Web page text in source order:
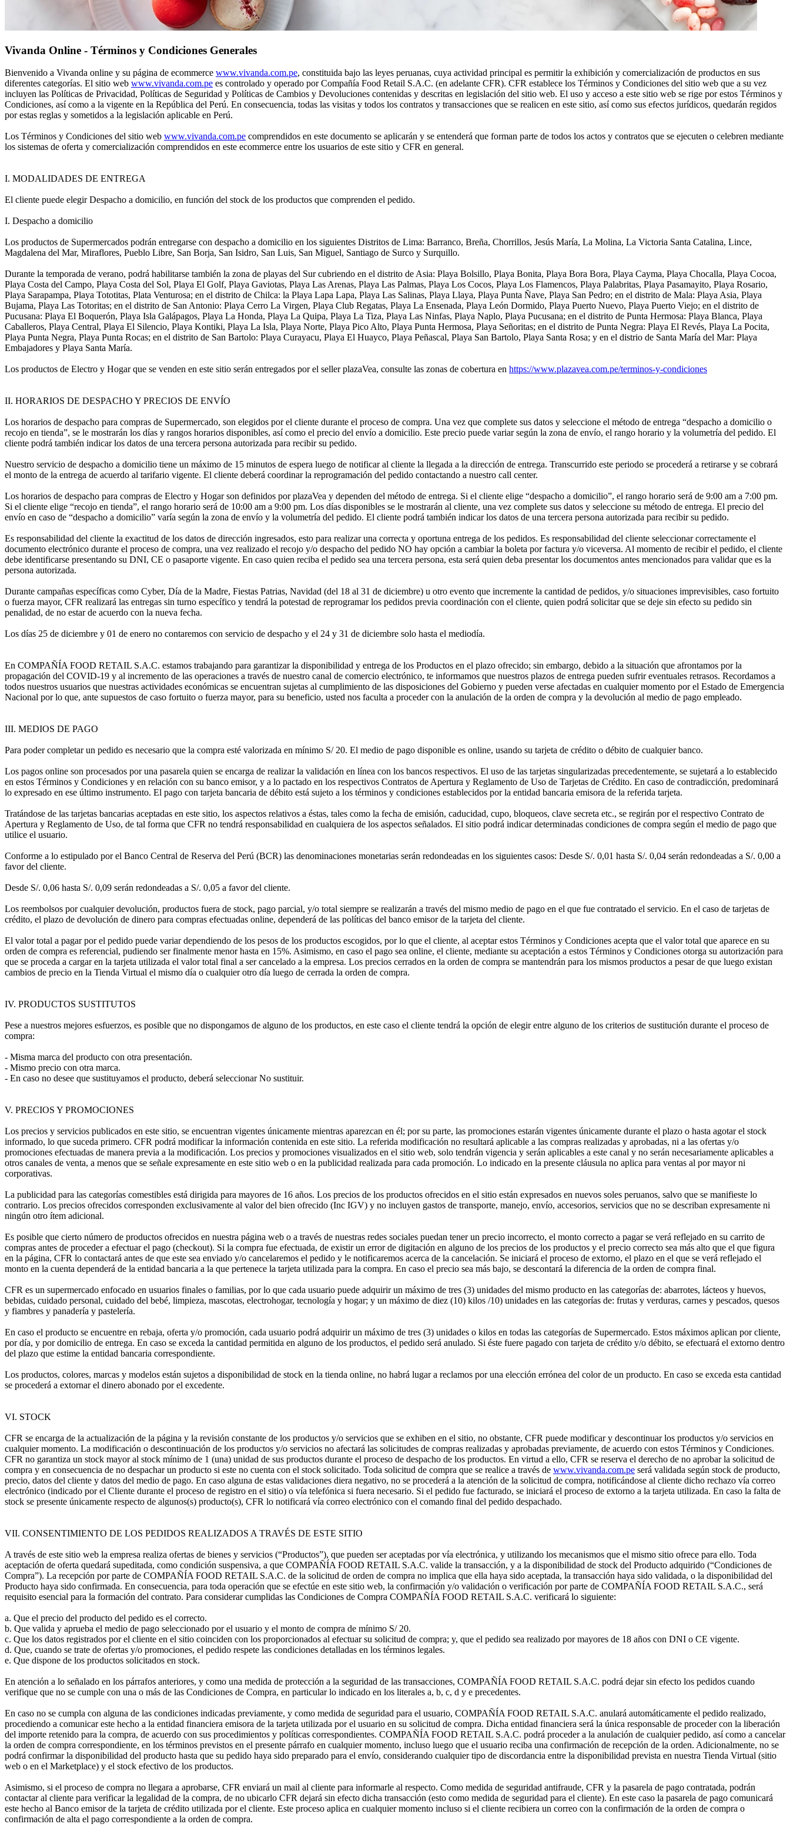
Vivanda Online - Términos y Condiciones Generales
Bienvenido a Vivanda online y su página de ecommerce www.vivanda.com.pe, constituida bajo las leyes peruanas, cuya actividad principal es permitir la exhibición y comercialización de productos en sus
diferentes categorías. El sitio web www.vivanda.com.pe es controlado y operado por Compañía Food Retail S.A.C. (en adelante CFR). CFR establece los Términos y Condiciones del sitio web que a su vez
incluyen las Políticas de Privacidad, Políticas de Seguridad y Políticas de Cambios y Devoluciones contenidas y descritas en legislación del sitio web. El uso y acceso a este sitio web se rige por estos Términos y
Condiciones, así como a la vigente en la República del Perú. En consecuencia, todas las visitas y todos los contratos y transacciones que se realicen en este sitio, así como sus efectos jurídicos, quedarán regidos
por estas reglas y sometidos a la legislación aplicable en Perú.
Los Términos y Condiciones del sitio web www.vivanda.com.pe comprendidos en este documento se aplicarán y se entenderá que forman parte de todos los actos y contratos que se ejecuten o celebren mediante
los sistemas de oferta y comercialización comprendidos en este ecommerce entre los usuarios de este sitio y CFR en general.
I. MODALIDADES DE ENTREGA
El cliente puede elegir Despacho a domicilio, en función del stock de los productos que comprenden el pedido.
I. Despacho a domicilio
Los productos de Supermercados podrán entregarse con despacho a domicilio en los siguientes Distritos de Lima: Barranco, Breña, Chorrillos, Jesús María, La Molina, La Victoria Santa Catalina, Lince,
Magdalena del Mar, Miraflores, Pueblo Libre, San Borja, San Isidro, San Luis, San Miguel, Santiago de Surco y Surquillo.
Durante la temporada de verano, podrá habilitarse también la zona de playas del Sur cubriendo en el distrito de Asia: Playa Bolsillo, Playa Bonita, Playa Bora Bora, Playa Cayma, Playa Chocalla, Playa Cocoa,
Playa Costa del Campo, Playa Costa del Sol, Playa El Golf, Playa Gaviotas, Playa Las Arenas, Playa Las Palmas, Playa Los Cocos, Playa Los Flamencos, Playa Palabritas, Playa Pasamayito, Playa Rosario,
Playa Sarapampa, Playa Tototitas, Plata Venturosa; en el distrito de Chilca: la Playa Lapa Lapa, Playa Las Salinas, Playa Llaya, Playa Punta Ñave, Playa San Pedro; en el distrito de Mala: Playa Asia, Playa
Bujama, Playa Las Totoritas; en el distrito de San Antonio: Playa Cerro La Virgen, Playa Club Regatas, Playa La Ensenada, Playa León Dormido, Playa Puerto Nuevo, Playa Puerto Viejo; en el distrito de
Pucusana: Playa El Boquerón, Playa Isla Galápagos, Playa La Honda, Playa La Quipa, Playa La Tiza, Playa Las Ninfas, Playa Naplo, Playa Pucusana; en el distrito de Punta Hermosa: Playa Blanca, Playa
Caballeros, Playa Central, Playa El Silencio, Playa Kontiki, Playa La Isla, Playa Norte, Playa Pico Alto, Playa Punta Hermosa, Playa Señoritas; en el distrito de Punta Negra: Playa El Revés, Playa La Pocita,
Playa Punta Negra, Playa Punta Rocas; en el distrito de San Bartolo: Playa Curayacu, Playa El Huayco, Playa Peñascal, Playa San Bartolo, Playa Santa Rosa; y en el distrio de Santa María del Mar: Playa
Embajadores y Playa Santa María.
Los productos de Electro y Hogar que se venden en este sitio serán entregados por el seller plazaVea, consulte las zonas de cobertura en https://www.plazavea.com.pe/terminos-y-condiciones
II. HORARIOS DE DESPACHO Y PRECIOS DE ENVÍO
Los horarios de despacho para compras de Supermercado, son elegidos por el cliente durante el proceso de compra. Una vez que complete sus datos y seleccione el método de entrega “despacho a domicilio o
recojo en tienda”, se le mostrarán los días y rangos horarios disponibles, así como el precio del envío a domicilio. Este precio puede variar según la zona de envío, el rango horario y la volumetría del pedido. El
cliente podrá también indicar los datos de una tercera persona autorizada para recibir su pedido.
Nuestro servicio de despacho a domicilio tiene un máximo de 15 minutos de espera luego de notificar al cliente la llegada a la dirección de entrega. Transcurrido este periodo se procederá a retirarse y se cobrará
el monto de la entrega de acuerdo al tarifario vigente. El cliente deberá coordinar la reprogramación del pedido contactando a nuestro call center.
Los horarios de despacho para compras de Electro y Hogar son definidos por plazaVea y dependen del método de entrega. Si el cliente elige “despacho a domicilio”, el rango horario será de 9:00 am a 7:00 pm.
Si el cliente elige “recojo en tienda”, el rango horario será de 10:00 am a 9:00 pm. Los días disponibles se le mostrarán al cliente, una vez complete sus datos y seleccione su método de entrega. El precio del
envío en caso de “despacho a domicilio” varía según la zona de envío y la volumetría del pedido. El cliente podrá también indicar los datos de una tercera persona autorizada para recibir su pedido.
Es responsabilidad del cliente la exactitud de los datos de dirección ingresados, esto para realizar una correcta y oportuna entrega de los pedidos. Es responsabilidad del cliente seleccionar correctamente el
documento electrónico durante el proceso de compra, una vez realizado el recojo y/o despacho del pedido NO hay opción a cambiar la boleta por factura y/o viceversa. Al momento de recibir el pedido, el cliente
debe identificarse presentando su DNI, CE o pasaporte vigente. En caso quien reciba el pedido sea una tercera persona, esta será quien deba presentar los documentos antes mencionados para validar que es la
persona autorizada.
Durante campañas específicas como Cyber, Día de la Madre, Fiestas Patrias, Navidad (del 18 al 31 de diciembre) u otro evento que incremente la cantidad de pedidos, y/o situaciones imprevisibles, caso fortuito
o fuerza mayor, CFR realizará las entregas sin turno específico y tendrá la potestad de reprogramar los pedidos previa coordinación con el cliente, quien podrá solicitar que se deje sin efecto su pedido sin
penalidad, de no estar de acuerdo con la nueva fecha.
Los días 25 de diciembre y 01 de enero no contaremos con servicio de despacho y el 24 y 31 de diciembre solo hasta el mediodía.
En COMPAÑÍA FOOD RETAIL S.A.C. estamos trabajando para garantizar la disponibilidad y entrega de los Productos en el plazo ofrecido; sin embargo, debido a la situación que afrontamos por la
propagación del COVID-19 y al incremento de las operaciones a través de nuestro canal de comercio electrónico, te informamos que nuestros plazos de entrega pueden sufrir eventuales retrasos. Recordamos a
todos nuestros usuarios que nuestras actividades económicas se encuentran sujetas al cumplimiento de las disposiciones del Gobierno y pueden verse afectadas en cualquier momento por el Estado de Emergencia
Nacional por lo que, ante supuestos de caso fortuito o fuerza mayor, para su beneficio, usted nos faculta a proceder con la anulación de la orden de compra y la devolución al medio de pago empleado.
III. MEDIOS DE PAGO
Para poder completar un pedido es necesario que la compra esté valorizada en mínimo S/ 20. El medio de pago disponible es online, usando su tarjeta de crédito o débito de cualquier banco.
Los pagos online son procesados por una pasarela quien se encarga de realizar la validación en línea con los bancos respectivos. El uso de las tarjetas singularizadas precedentemente, se sujetará a lo establecido
en estos Términos y Condiciones y en relación con su banco emisor, y a lo pactado en los respectivos Contratos de Apertura y Reglamento de Uso de Tarjetas de Crédito. En caso de contradicción, predominará
lo expresado en ese último instrumento. El pago con tarjeta bancaria de débito está sujeto a los términos y condiciones establecidos por la entidad bancaria emisora de la referida tarjeta.
Tratándose de las tarjetas bancarias aceptadas en este sitio, los aspectos relativos a éstas, tales como la fecha de emisión, caducidad, cupo, bloqueos, clave secreta etc., se regirán por el respectivo Contrato de
Apertura y Reglamento de Uso, de tal forma que CFR no tendrá responsabilidad en cualquiera de los aspectos señalados. El sitio podrá indicar determinadas condiciones de compra según el medio de pago que
utilice el usuario.
Conforme a lo estipulado por el Banco Central de Reserva del Perú (BCR) las denominaciones monetarias serán redondeadas en los siguientes casos: Desde S/. 0,01 hasta S/. 0,04 serán redondeadas a S/. 0,00 a
favor del cliente.
Desde S/. 0,06 hasta S/. 0,09 serán redondeadas a S/. 0,05 a favor del cliente.
Los reembolsos por cualquier devolución, productos fuera de stock, pago parcial, y/o total siempre se realizarán a través del mismo medio de pago en el que fue contratado el servicio. En el caso de tarjetas de
crédito, el plazo de devolución de dinero para compras efectuadas online, dependerá de las políticas del banco emisor de la tarjeta del cliente.
El valor total a pagar por el pedido puede variar dependiendo de los pesos de los productos escogidos, por lo que el cliente, al aceptar estos Términos y Condiciones acepta que el valor total que aparece en su
orden de compra es referencial, pudiendo ser finalmente menor hasta en 15%. Asimismo, en caso el pago sea online, el cliente, mediante su aceptación a estos Términos y Condiciones otorga su autorización para
que se proceda a cargar en la tarjeta utilizada el valor total final a ser cancelado a la empresa. Los precios cerrados en la orden de compra se mantendrán para los mismos productos a pesar de que luego existan
cambios de precio en la Tienda Virtual el mismo día o cualquier otro día luego de cerrada la orden de compra.
IV. PRODUCTOS SUSTITUTOS
Pese a nuestros mejores esfuerzos, es posible que no dispongamos de alguno de los productos, en este caso el cliente tendrá la opción de elegir entre alguno de los criterios de sustitución durante el proceso de
compra:
- Misma marca del producto con otra presentación.
- Mismo precio con otra marca.
- En caso no desee que sustituyamos el producto, deberá seleccionar No sustituir.
V. PRECIOS Y PROMOCIONES
Los precios y servicios publicados en este sitio, se encuentran vigentes únicamente mientras aparezcan en él; por su parte, las promociones estarán vigentes únicamente durante el plazo o hasta agotar el stock
informado, lo que suceda primero. CFR podrá modificar la información contenida en este sitio. La referida modificación no resultará aplicable a las compras realizadas y aprobadas, ni a las ofertas y/o
promociones efectuadas de manera previa a la modificación. Los precios y promociones visualizados en el sitio web, solo tendrán vigencia y serán aplicables a este canal y no serán necesariamente aplicables a
otros canales de venta, a menos que se señale expresamente en este sitio web o en la publicidad realizada para cada promoción. Lo indicado en la presente cláusula no aplica para ventas al por mayor ni
corporativas.
La publicidad para las categorías comestibles está dirigida para mayores de 16 años. Los precios de los productos ofrecidos en el sitio están expresados en nuevos soles peruanos, salvo que se manifieste lo
contrario. Los precios ofrecidos corresponden exclusivamente al valor del bien ofrecido (Inc IGV) y no incluyen gastos de transporte, manejo, envío, accesorios, servicios que no se describan expresamente ni
ningún otro ítem adicional.
Es posible que cierto número de productos ofrecidos en nuestra página web o a través de nuestras redes sociales puedan tener un precio incorrecto, el monto correcto a pagar se verá reflejado en su carrito de
compras antes de proceder a efectuar el pago (checkout). Si la compra fue efectuada, de existir un error de digitación en alguno de los precios de los productos y el precio correcto sea más alto que el que figura
en la página, CFR lo contactará antes de que este sea enviado y/o cancelaremos el pedido y le notificaremos acerca de la cancelación. Se iniciará el proceso de extorno, el plazo en el que se verá reflejado el
monto en la cuenta dependerá de la entidad bancaria a la que pertenece la tarjeta utilizada para la compra. En caso el precio sea más bajo, se descontará la diferencia de la orden de compra final.
CFR es un supermercado enfocado en usuarios finales o familias, por lo que cada usuario puede adquirir un máximo de tres (3) unidades del mismo producto en las categorías de: abarrotes, lácteos y huevos,
bebidas, cuidado personal, cuidado del bebé, limpieza, mascotas, electrohogar, tecnología y hogar; y un máximo de diez (10) kilos /10) unidades en las categorías de: frutas y verduras, carnes y pescados, quesos
y fiambres y panadería y pastelería.
En caso el producto se encuentre en rebaja, oferta y/o promoción, cada usuario podrá adquirir un máximo de tres (3) unidades o kilos en todas las categorías de Supermercado. Estos máximos aplican por cliente,
por día, y por domicilio de entrega. En caso se exceda la cantidad permitida en alguno de los productos, el pedido será anulado. Si éste fuere pagado con tarjeta de crédito y/o débito, se efectuará el extorno dentro
del plazo que estime la entidad bancaria correspondiente.
Los productos, colores, marcas y modelos están sujetos a disponibilidad de stock en la tienda online, no habrá lugar a reclamos por una elección errónea del color de un producto. En caso se exceda esta cantidad
se procederá a extornar el dinero abonado por el excedente.
VI. STOCK
CFR se encarga de la actualización de la página y la revisión constante de los productos y/o servicios que se exhiben en el sitio, no obstante, CFR puede modificar y descontinuar los productos y/o servicios en
cualquier momento. La modificación o descontinuación de los productos y/o servicios no afectará las solicitudes de compras realizadas y aprobadas previamente, de acuerdo con estos Términos y Condiciones.
CFR no garantiza un stock mayor al stock mínimo de 1 (una) unidad de sus productos durante el proceso de despacho de los productos. En virtud a ello, CFR se reserva el derecho de no aprobar la solicitud de
compra y en consecuencia de no despachar un producto si este no cuenta con el stock solicitado. Toda solicitud de compra que se realice a través de www.vivanda.com.pe será validada según stock de producto,
precio, datos del cliente y datos del medio de pago. En caso alguna de estas validaciones diera negativo, no se procederá a la atención de la solicitud de compra, notificándose al cliente dicho rechazo vía correo
electrónico (indicado por el Cliente durante el proceso de registro en el sitio) o vía telefónica si fuera necesario. Si el pedido fue facturado, se iniciará el proceso de extorno a la tarjeta utilizada. En caso la falta de
stock se presente únicamente respecto de algunos(s) producto(s), CFR lo notificará vía correo electrónico con el comando final del pedido despachado.
VII. CONSENTIMIENTO DE LOS PEDIDOS REALIZADOS A TRAVÉS DE ESTE SITIO
A través de este sitio web la empresa realiza ofertas de bienes y servicios (“Productos”), que pueden ser aceptadas por vía electrónica, y utilizando los mecanismos que el mismo sitio ofrece para ello. Toda
aceptación de oferta quedará supeditada, como condición suspensiva, a que COMPAÑÍA FOOD RETAIL S.A.C. valide la transacción, y a la disponibilidad de stock del Producto adquirido (“Condiciones de
Compra”). La recepción por parte de COMPAÑÍA FOOD RETAIL S.A.C. de la solicitud de orden de compra no implica que ella haya sido aceptada, la transacción haya sido validada, o la disponibilidad del
Producto haya sido confirmada. En consecuencia, para toda operación que se efectúe en este sitio web, la confirmación y/o validación o verificación por parte de COMPAÑÍA FOOD RETAIL S.A.C., será
requisito esencial para la formación del contrato. Para considerar cumplidas las Condiciones de Compra COMPAÑÍA FOOD RETAIL S.A.C. verificará lo siguiente:
a. Que el precio del producto del pedido es el correcto.
b. Que valida y aprueba el medio de pago seleccionado por el usuario y el monto de compra de mínimo S/ 20.
c. Que los datos registrados por el cliente en el sitio coinciden con los proporcionados al efectuar su solicitud de compra; y, que el pedido sea realizado por mayores de 18 años con DNI o CE vigente.
d. Que, cuando se trate de ofertas y/o promociones, el pedido respete las condiciones detalladas en los términos legales.
e. Que dispone de los productos solicitados en stock.
En atención a lo señalado en los párrafos anteriores, y como una medida de protección a la seguridad de las transacciones, COMPAÑÍA FOOD RETAIL S.A.C. podrá dejar sin efecto los pedidos cuando
verifique que no se cumple con una o más de las Condiciones de Compra, en particular lo indicado en los literales a, b, c, d y e precedentes.
En caso no se cumpla con alguna de las condiciones indicadas previamente, y como medida de seguridad para el usuario, COMPAÑÍA FOOD RETAIL S.A.C. anulará automáticamente el pedido realizado,
procediendo a comunicar este hecho a la entidad financiera emisora de la tarjeta utilizada por el usuario en su solicitud de compra. Dicha entidad financiera será la única responsable de proceder con la liberación
del importe retenido para la compra, de acuerdo con sus procedimientos y políticas correspondientes. COMPAÑÍA FOOD RETAIL S.A.C. podrá proceder a la anulación de cualquier pedido, así como a cancelar
la orden de compra correspondiente, en los términos previstos en el presente párrafo en cualquier momento, incluso luego que el usuario reciba una confirmación de recepción de la orden. Adicionalmente, no se
podrá confirmar la disponibilidad del producto hasta que su pedido haya sido preparado para el envío, considerando cualquier tipo de discordancia entre la disponibilidad prevista en nuestra Tienda Virtual (sitio
web o en el Marketplace) y el stock efectivo de los productos.
Asimismo, si el proceso de compra no llegara a aprobarse, CFR enviará un mail al cliente para informarle al respecto. Como medida de seguridad antifraude, CFR y la pasarela de pago contratada, podrán
contactar al cliente para verificar la legalidad de la compra, de no ubicarlo CFR dejará sin efecto dicha transacción (esto como medida de seguridad para el cliente). En este caso la pasarela de pago comunicará
este hecho al Banco emisor de la tarjeta de crédito utilizada por el cliente. Este proceso aplica en cualquier momento incluso si el cliente recibiera un correo con la confirmación de la orden de compra o
confirmación de alta el pago correspondiente a la orden de compra.